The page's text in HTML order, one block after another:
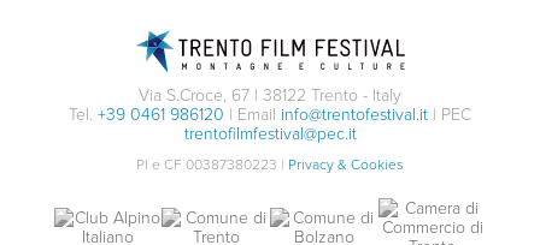
Via S.Croce, 67 | 38122 Trento - Italy
Tel. +39 0461 986120 | Email info@trentofestival.it | PEC
trentofilmfestival@pec.it
PI e CF 00387380223 | Privacy & Cookies